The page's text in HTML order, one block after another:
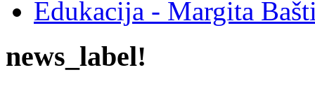
Edukacija - Margita
news_label!